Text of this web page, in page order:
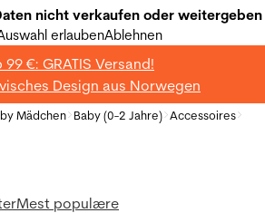
nicht verkaufen oder weitergeben
erlaubenAblehnen
99 €: GRATIS Versand!
Design aus Norwegen
Mädchen >Baby (0-2 Jahre) >
Accessoires
Mest populære